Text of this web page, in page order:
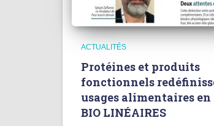
ACTUALITÉS
Protéines et produits
fonctionnels
usages alimentaires en
BIO LINÉAIRES